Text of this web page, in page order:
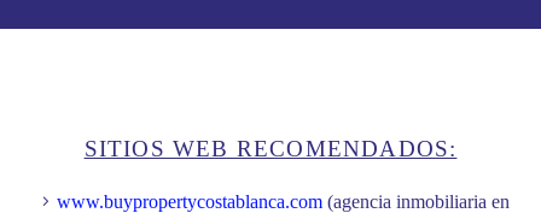
SITIOS WEB RECOMENDADOS:
www.buypropertycostablanca.com (agencia inmobiliaria en